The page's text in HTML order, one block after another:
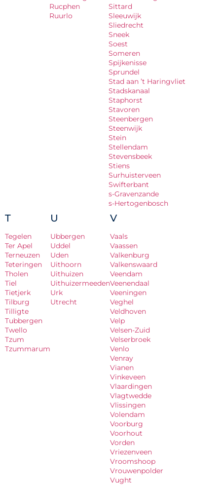
Rucphen
Ruurlo
Sittard
Sleeuwijk
Sliedrecht
Sneek
Soest
Someren
Spijkenisse
Sprundel
Stad aan ’t Haringvliet
Stadskanaal
Staphorst
Stavoren
Steenbergen
Steenwijk
Stein
Stellendam
Stevensbeek
Stiens
Surhuisterveen
Swifterbant
s-Gravenzande
s-Hertogenbosch
T
Tegelen
Ter Apel
Terneuzen
Teteringen
Tholen
Tiel
Tietjerk
Tilburg
Tilligte
Tubbergen
Twello
Tzum
Tzummarum
U
Ubbergen
Uddel
Uden
Uithoorn
Uithuizen
Uithuizermeeden
Urk
Utrecht
V
Vaals
Vaassen
Valkenburg
Valkenswaard
Veendam
Veenendaal
Veeningen
Veghel
Veldhoven
Velp
Velsen-Zuid
Velserbroek
Venlo
Venray
Vianen
Vinkeveen
Vlaardingen
Vlagtwedde
Vlissingen
Volendam
Voorburg
Voorhout
Vorden
Vriezenveen
Vroomshoop
Vrouwenpolder
Vught